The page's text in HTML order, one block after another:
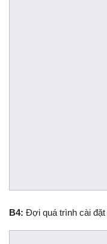
B4: Đợi quá trình cài